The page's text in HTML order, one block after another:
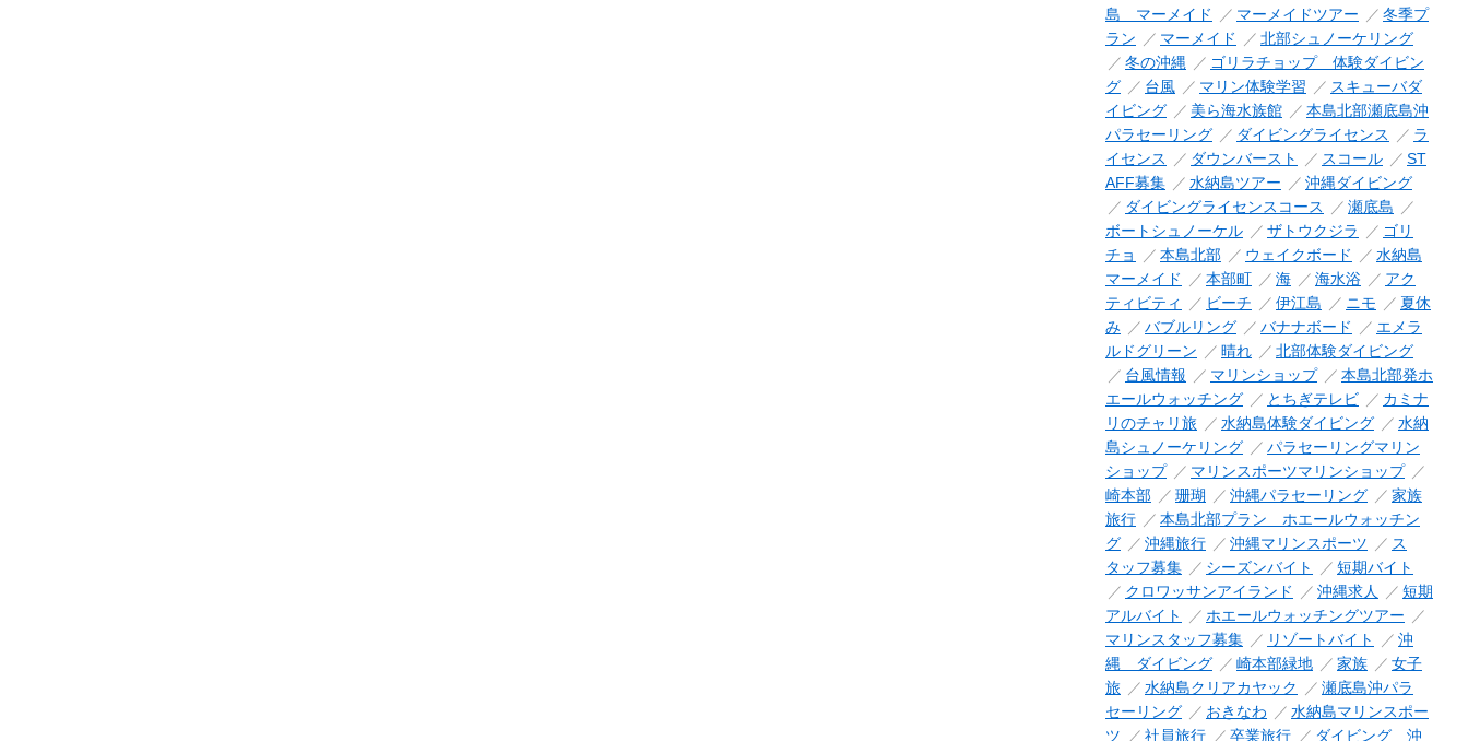
島 マーメイド
マーメイドツアー
冬季プ
ラン
マーメイド
北部シュノーケリング
冬の沖縄
ゴリラチョップ 体験ダイビン
グ
台風 マリン体験学習
スキューバダ
イビング
美ら海水族館
本島北部瀬底島沖
パラセーリング
ダイビングライセンス
ラ
イセンス
ダウンバースト スコール
ST
AFF募集
水納島ツアー
沖縄ダイビング
ダイビングライセンスコース
瀬底島
ボートシュノーケル
ザトウクジラ
ゴリ
チョ
本島北部 ウェイクボード
水納島
マーメイド
本部町 海 海水浴
アク
ティビティ
ビーチ 伊江島 ニモ
夏休
み
バブルリング バナナボード
エメラ
ルドグリーン
晴れ
北部体験ダイビング
台風情報
マリンショップ
本島北部発ホ
エールウォッチング
とちぎテレビ
カミナ
リのチャリ旅
水納島体験ダイビング
水納
島シュノーケリング
パラセーリングマリン
ショップ
マリンスポーツマリンショップ
崎本部
珊瑚 沖縄パラセーリング
家族
旅行
本島北部プラン ホエールウォッチン
グ
沖縄旅行 沖縄マリンスポーツ
ス
タッフ募集
シーズンバイト
短期バイト
クロワッサンアイランド
沖縄求人
短期
アルバイト
ホエールウォッチングツアー
マリンスタッフ募集
リゾートバイト
沖
縄 ダイビング
崎本部緑地 家族
女子
旅
水納島クリアカヤック
瀬底島沖パラ
セーリング
おきなわ
水納島マリンスポー
ツ
社員旅行 卒業旅行 ダイビング 沖